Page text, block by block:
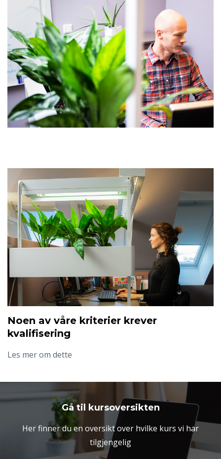
Noen av våre kriterier krever
kvalifisering
Les mer om dette
Gå til kursoversikten
Her finner du en oversikt over hvilke kurs vi har
tilgjengelig